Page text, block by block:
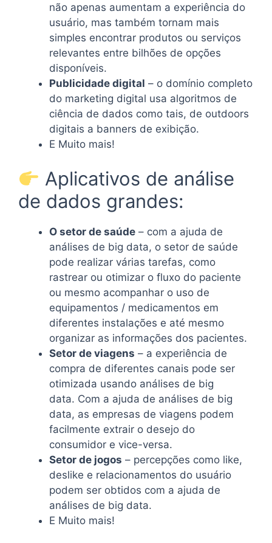
não apenas aumentam a experiência do
usuário, mas também tornam mais
simples encontrar produtos ou serviços
relevantes entre bilhões de opções
disponíveis.
Publicidade digital – o domínio completo
do marketing digital usa algoritmos de
ciência de dados como tais, de outdoors
digitais a banners de exibição.
E Muito mais!
Aplicativos de análise
de dados grandes:
O setor de saúde – com a ajuda de
análises de big data, o setor de saúde
pode realizar várias tarefas, como
rastrear ou otimizar o fluxo do paciente
ou mesmo acompanhar o uso de
equipamentos / medicamentos em
diferentes instalações e até mesmo
organizar as informações dos pacientes.
Setor de viagens – a experiência de
compra de diferentes canais pode ser
otimizada usando análises de big
data. Com a ajuda de análises de big
data, as empresas de viagens podem
facilmente extrair o desejo do
consumidor e vice-versa.
Setor de jogos – percepções como like,
deslike e relacionamentos do usuário
podem ser obtidos com a ajuda de
análises de big data.
E Muito mais!